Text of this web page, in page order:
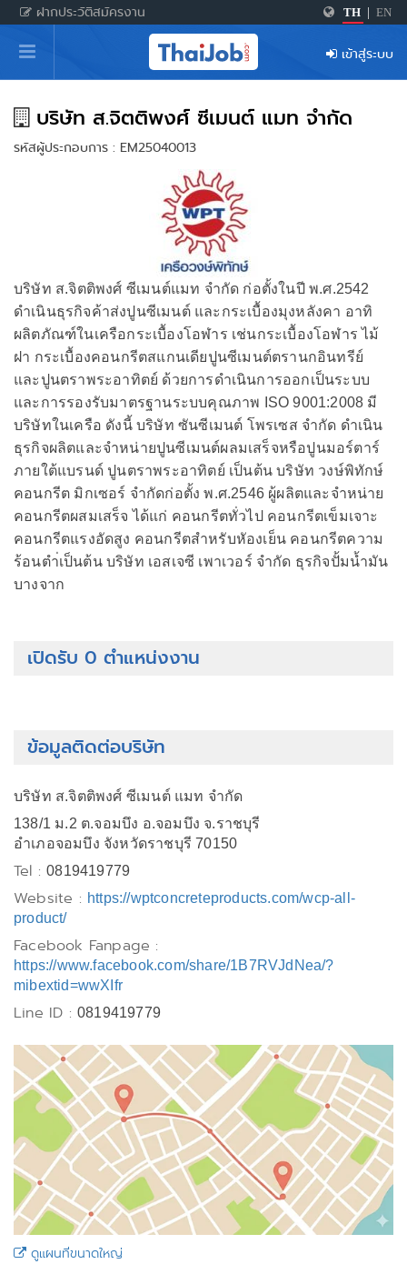
ฝากประวัติสมัครงาน TH EN
หน้าหลัก
ผู้สมัครงาน: เข้าสู่ระบบ
ฝากประวัติสมัครงาน
เกร็ดความรู้
สำหรับผู้ประกอบการ
เข้าสู่ระบบ
บริษัท ส.จิตติพงศ์ ซีเมนต์ แมท จำกัด
รหัสผู้ประกอบการ : EM25040013
บริษัท ส.จิตติพงศ์ ซีเมนต์แมท จำกัด ก่อตั้งในปี พ.ศ.2542
ดำเนินธุรกิจค้าส่งปูนซีเมนต์ และกระเบื้องมุงหลังคา อาทิ
ผลิตภัณฑ์ในเครือกระเบื้องโอฬาร เช่นกระเบื้องโอฬาร ไม้
ฝา กระเบื้องคอนกรีตสแกนเดียปูนซีเมนต์ตรานกอินทรีย์
และปูนตราพระอาทิตย์ ด้วยการดำเนินการออกเป็นระบบ
และการรองรับมาตรฐานระบบคุณภาพ ISO 9001:2008 มี
บริษัทในเครือ ดังนี้ บริษัท ซันซีเมนต์ โพรเซส จำกัด ดำเนิน
ธุรกิจผลิตและจำหน่ายปูนซีเมนต์ผลมเสร็จหรือปูนมอร์ตาร์
ภายใต้แบรนด์ ปูนตราพระอาทิตย์ เป็นต้น บริษัท วงษ์พิทักษ์
คอนกรีต มิกเซอร์ จำกัดก่อตั้ง พ.ศ.2546 ผู้ผลิตและจำหน่าย
คอนกรีตผสมเสร็จ ได้แก่ คอนกรีตทั่วไป คอนกรีตเข็มเจาะ
คอนกรีตแรงอัดสูง คอนกรีตสำหรับหัองเย็น คอนกรีตความ
ร้อนตำ่เป็นต้น บริษัท เอสเจซี เพาเวอร์ จำกัด ธุรกิจปั้มน้ำมัน
บางจาก
เปิดรับ 0 ตำแหน่งงาน
ข้อมูลติดต่อบริษัท
บริษัท ส.จิตติพงศ์ ซีเมนต์ แมท จำกัด
138/1 ม.2 ต.จอมบึง อ.จอมบึง จ.ราชบุรี
อำเภอจอมบึง จังหวัดราชบุรี 70150
Tel :0819419779
Website : https://wptconcreteproducts.com/wcp-all-
product/
Facebook Fanpage :
https://www.facebook.com/share/1B7RVJdNea/?
mibextid=wwXIfr
Line ID : 0819419779
ดูแผนที่ขนาดใหญ่